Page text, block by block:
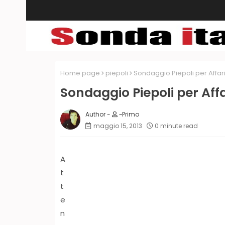
Home page piepoli Sondaggio Piepoli per
Sondaggio Piepoli per
~Primo
maggio 15, 2013
0 minute read
A
t
t
e
n